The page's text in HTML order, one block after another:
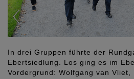
In drei Gruppen führte der
Ebertsiedlung. Los ging es im
Vordergrund: Wolfgang van Vliet,